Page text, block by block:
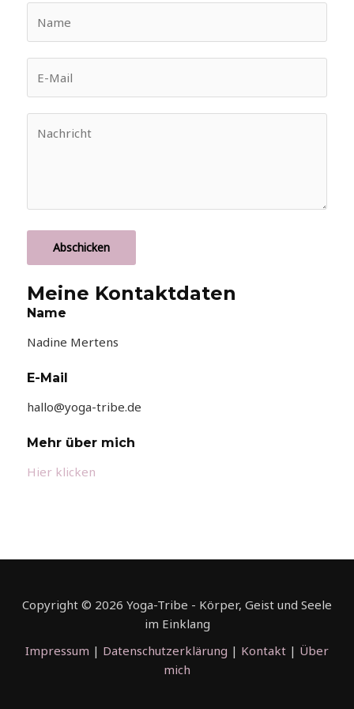
Abschicken
Meine Kontaktdaten
Name
Nadine Mertens
E-Mail
hallo@yoga-tribe.de
Mehr über mich
Hier klicken
Copyright © 2026 Yoga-Tribe - Körper, Geist und Seele
im Einklang
Impressum | Datenschutzerklärung | Kontakt | Über
mich